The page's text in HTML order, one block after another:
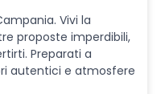
Vivi la
proposte imperdibili,
Preparati a
autentici e atmosfere